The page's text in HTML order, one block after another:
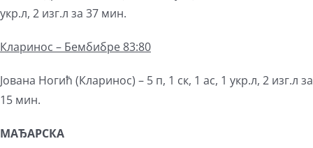
укр.л, 2 изг.л за 37 мин.
Кларинос – Бембибре 83:80
Јована Ногић (Кларинос) – 5 п, 1 ск, 1 ас, 1 укр.л, 2 изг.л за
15 мин.
МАЂАРСКА